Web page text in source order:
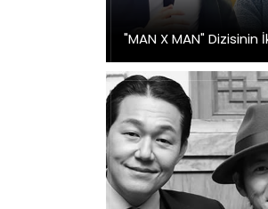
"MAN X MAN" Dizisinin